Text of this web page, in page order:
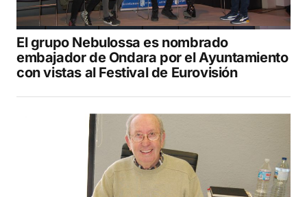
El grupo Nebulossa es nombrado
embajador de Ondara por el Ayuntamiento
con vistas al Festival de Eurovisión